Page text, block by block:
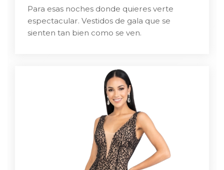
Para esas noches donde quieres verte
espectacular. Vestidos de gala que se
sienten tan bien como se ven.